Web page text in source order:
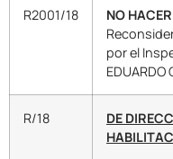
R2001/18 NO
por el
EDUARDO
R/18
DE